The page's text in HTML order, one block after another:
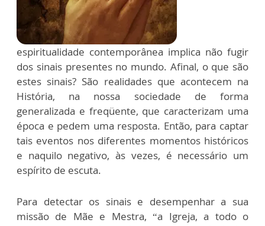
espiritualidade contemporânea implica não fugir
dos sinais presentes no mundo. Afinal, o que são
estes sinais? São realidades que acontecem na
História, na nossa sociedade de forma
generalizada e freqüente, que caracterizam uma
época e pedem uma resposta. Então, para captar
tais eventos nos diferentes momentos históricos
e naquilo negativo, às vezes, é necessário um
espírito de escuta.
Para detectar os sinais e desempenhar a sua
missão de Mãe e Mestra, “a Igreja, a todo o